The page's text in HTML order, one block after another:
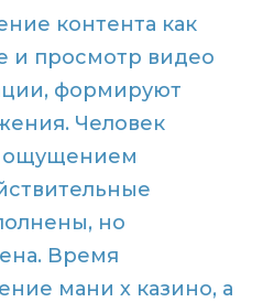
контента как
и просмотр видео
формируют
Человек
ощущением
но
Время
мани х казино, а